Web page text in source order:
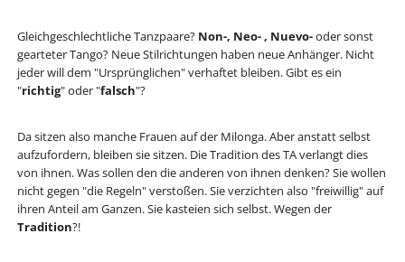
Gleichgeschlechtliche Tanzpaare? Non-, Neo- , Nuevo-oder sonst
gearteter Tango? Neue Stilrichtungen haben neue Anhänger. Nicht
jeder will dem "Ursprünglichen" verhaftet bleiben. Gibt es ein
"richtig" oder "falsch"?
Da sitzen also manche Frauen auf der Milonga. Aber anstatt selbst
aufzufordern, bleiben sie sitzen. Die Tradition des TA verlangt dies
von ihnen. Was sollen den die anderen von ihnen denken? Sie wollen
nicht gegen "die Regeln" verstoßen. Sie verzichten also "freiwillig" auf
ihren Anteil am Ganzen. Sie kasteien sich selbst. Wegen der
Tradition?!